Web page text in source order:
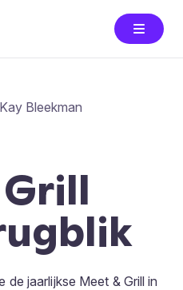
Bleekman
jaarlijkse Meet & Grill in